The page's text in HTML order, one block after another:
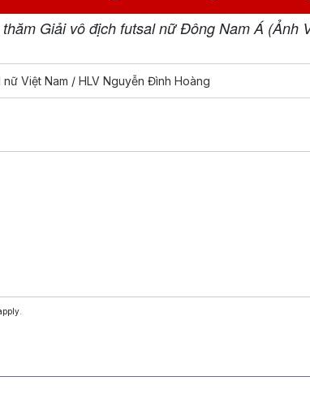
Giải vô địch futsal nữ Đông Nam Á (Ảnh
Việt Nam / HLV Nguyễn Đình Hoàng